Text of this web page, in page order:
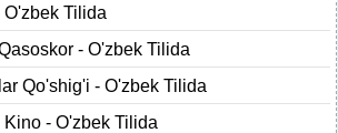
O'zbek Tilida
- O'zbek Tilida
Qo'shig'i - O'zbek Tilida
- O'zbek Tilida